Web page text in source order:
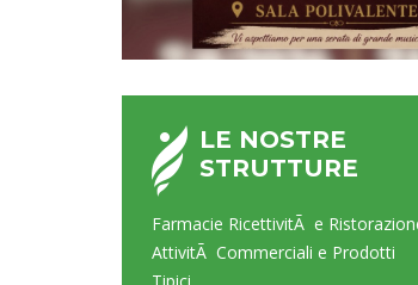
LE NOSTRE
STRUTTURE
Farmacie RicettivitÃ e
AttivitÃ Commerciali e Prodotti